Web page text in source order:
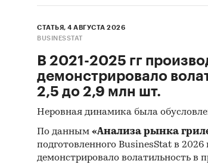
СТАТЬЯ, 4 АВГУСТА 2026
BUSINESSTAT
В 2021-2025 гг
демонстрировало
2,5 до 2,9 млн шт.
Неровная динамика была
По данным «Анализа рынка
подготовленного BusinesStat в 2026
демонстрировало волатильность в